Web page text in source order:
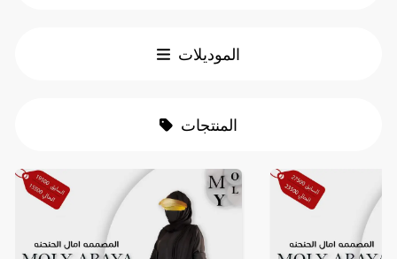
الموديلات
المنتجات